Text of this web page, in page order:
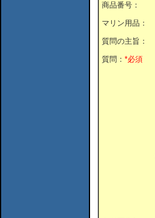
商品番号：
マリン用品：
質問の主旨：
質問： *必須